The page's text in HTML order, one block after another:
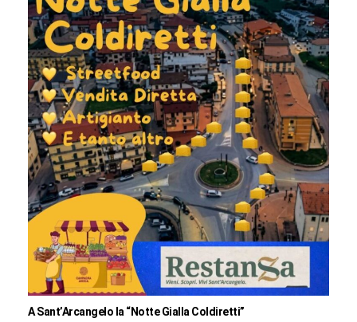
A Sant’Arcangelo la “Notte Gialla Coldiretti”